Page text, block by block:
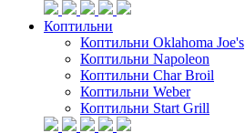
Коптильни
Коптильни Oklahoma Joe's
Коптильни Napoleon
Коптильни Char Broil
Коптильни Weber
Коптильни Start Grill